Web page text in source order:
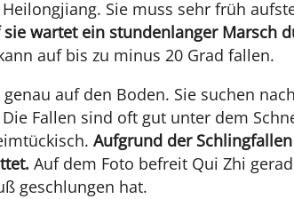
Sie muss sehr früh
wartet ein stundenlanger Marsch
auf bis zu minus 20 Grad fallen.
auf den Boden. Sie suchen nach
Fallen sind oft gut unter dem
Aufgrund der
Auf dem Foto befreit Qui Zhi
geschlungen hat.